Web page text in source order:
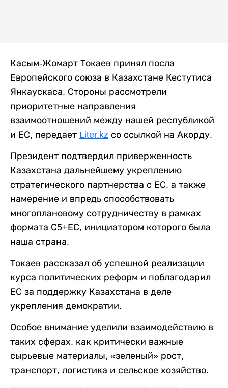
Касым-Жомарт Токаев принял посла
Европейского союза в Казахстане Кестутиса
Янкаускаса. Стороны рассмотрели
приоритетные направления
взаимоотношений между нашей республикой
и ЕС, передает Liter.kz со ссылкой на Акорду.
Президент подтвердил приверженность
Казахстана дальнейшему укреплению
стратегического партнерства с ЕС, а также
намерение и впредь способствовать
многоплановому сотрудничеству в рамках
формата С5+ЕС, инициатором которого была
наша страна.
Токаев рассказал об успешной реализации
курса политических реформ и поблагодарил
ЕС за поддержку Казахстана в деле
укрепления демократии.
Особое внимание уделили взаимодействию в
таких сферах, как критически важные
сырьевые материалы, «зеленый» рост,
транспорт, логистика и сельское хозяйство.